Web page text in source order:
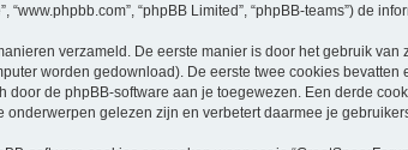
“www.phpbb.com”, “phpBB Limited”, “phpBB-teams”)
verzameld. De eerste manier is door het gebruik
worden gedownload). De eerste twee cookies
door de phpBB-software aan je toegewezen. Een derde
onderwerpen gelezen zijn en verbetert daarmee je